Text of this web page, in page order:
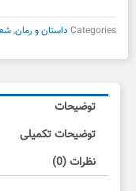
Categories داستان و رمان,
توضیحات
توضیحات تکمیلی
نظرات (0)